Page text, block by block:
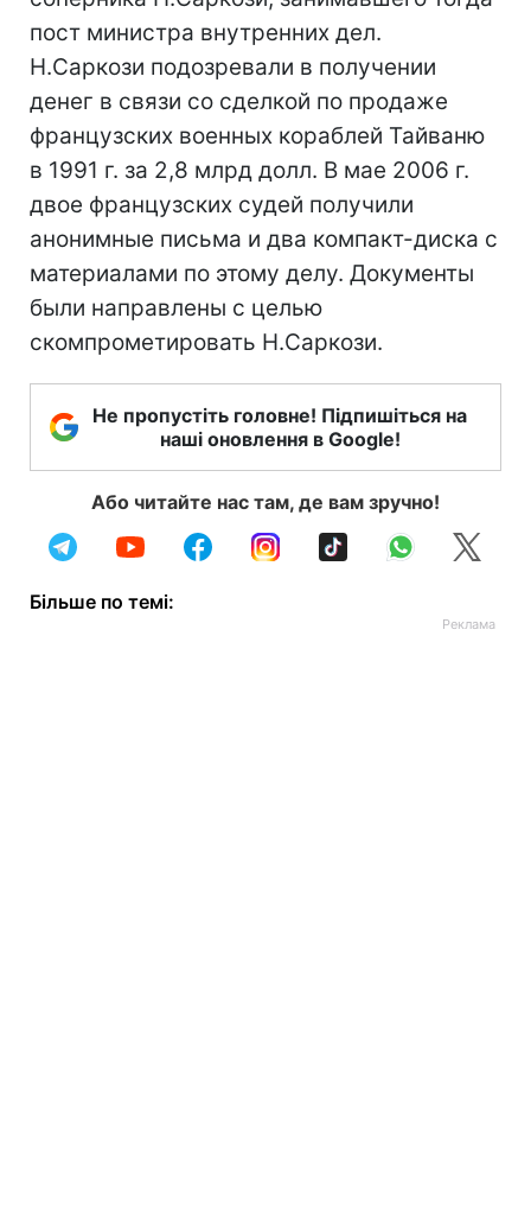
пост министра внутренних дел.
Н.Саркози подозревали в получении
денег в связи со сделкой по продаже
французских военных кораблей Тайваню
в 1991 г. за 2,8 млрд долл. В мае 2006 г.
двое французских судей получили
анонимные письма и два компакт-диска с
материалами по этому делу. Документы
были направлены с целью
скомпрометировать Н.Саркози.
Не пропустіть головне! Підпишіться на
наші оновлення в Google!
Або читайте нас там, де вам зручно!
Більше по темі: